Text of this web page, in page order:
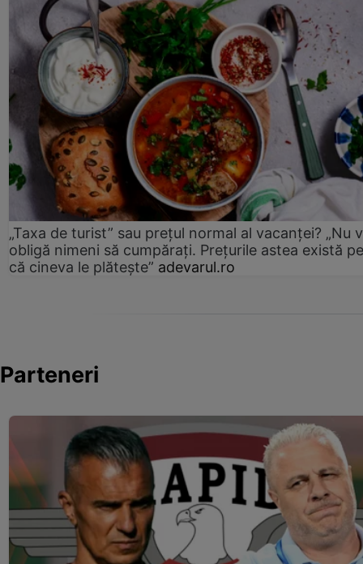
„Taxa de turist” sau prețul normal al vacanței? „Nu
obligă nimeni să cumpărați. Prețurile astea există
că cineva le plătește” adevarul.ro
Parteneri